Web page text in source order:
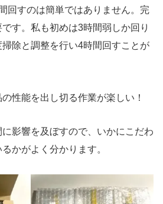
回すのは簡単ではありません。完
す。私も初めは3時間弱しか回り
除と調整を行い4時間回すことが
性能を出し切る作業が楽しい！
影響を及ぼすので、いかにこだわ
かがよく分かります。